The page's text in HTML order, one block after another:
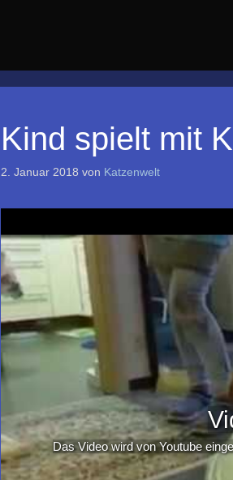
Kind spielt mit
2. Januar 2018 von Katzenwelt
Das Video wird von Youtube